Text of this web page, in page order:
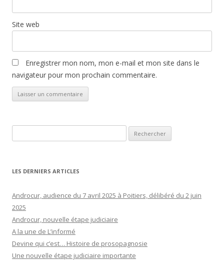
Site web
Enregistrer mon nom, mon e-mail et mon site dans le
navigateur pour mon prochain commentaire.
LES DERNIERS ARTICLES
Androcur, audience du 7 avril 2025 à Poitiers, délibéré du 2 juin
2025
Androcur, nouvelle étape judiciaire
A la une de L’informé
Devine qui c’est… Histoire de prosopagnosie
Une nouvelle étape judiciaire importante